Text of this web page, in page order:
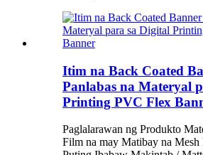
Itim na Back Coated
Panlabas na Materyal
Printing PVC Flex
Paglalarawan ng Produkto
Film na may Matibay na